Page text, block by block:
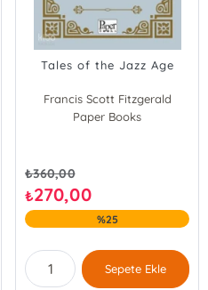
Tales of the Jazz Age
Francis Scott Fitzgerald
Paper Books
₺360,00
₺270,00
%25
Sepete Ekle